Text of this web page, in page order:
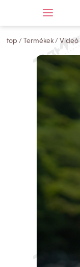
top /Termékek /Videó